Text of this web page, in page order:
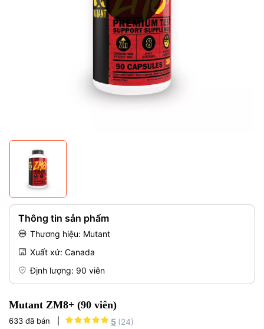
Thông tin sản phẩm
Thương hiệu: Mutant
Xuất xứ: Canada
Định lượng: 90 viên
Mutant ZM8+ (90 viên)
633 đã bán | 5 (24)
Mã giảm giá:
Điều kiện: